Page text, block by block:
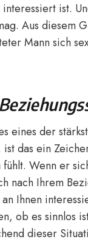
ist.
Aus diesem
Mann sich
eines der
das ein
Wenn er
nach Ihrem
Ihnen
ob es sinnlos
dieser